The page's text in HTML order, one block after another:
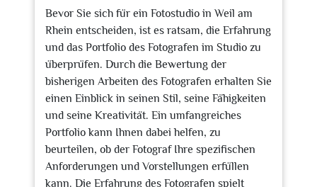
Bevor Sie sich für ein Fotostudio in Weil am
Rhein entscheiden, ist es ratsam, die Erfahrung
und das Portfolio des Fotografen im Studio zu
überprüfen. Durch die Bewertung der
bisherigen Arbeiten des Fotografen erhalten Sie
einen Einblick in seinen Stil, seine Fähigkeiten
und seine Kreativität. Ein umfangreiches
Portfolio kann Ihnen dabei helfen, zu
beurteilen, ob der Fotograf Ihre spezifischen
Anforderungen und Vorstellungen erfüllen
kann. Die Erfahrung des Fotografen spielt